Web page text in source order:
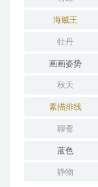
海贼王
牡丹
画画姿势
秋天
素描排线
聊斋
蓝色
静物